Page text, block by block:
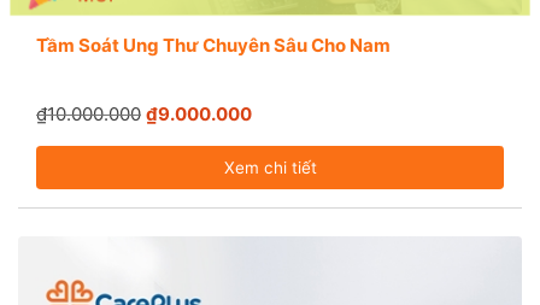
Tầm Soát Ung Thư Chuyên Sâu Cho Nam
₫10.000.000 ₫9.000.000
Xem chi tiết